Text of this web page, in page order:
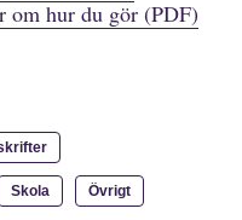
om hur du gör (PDF)
Skola Övrigt